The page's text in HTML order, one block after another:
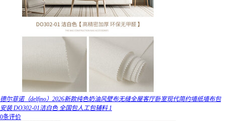
德尔菲诺（delfino）2026新款纯色奶油风壁布无缝全屋客厅卧室现代简约墙纸墙布包
安装 DO302-01洁白色 全国包人工包辅料 1
0条评价